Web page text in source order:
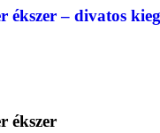
– divatos
ékszer